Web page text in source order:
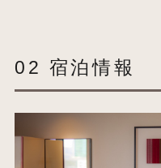
02 宿泊情報